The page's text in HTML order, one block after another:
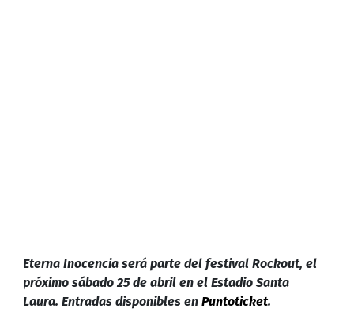
Eterna Inocencia será parte del festival Rockout, el
próximo sábado 25 de abril en el Estadio Santa
Laura. Entradas disponibles en Puntoticket.